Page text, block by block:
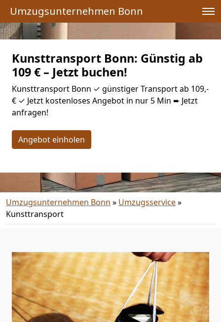
Umzugsunternehmen Bonn
Kunsttransport Bonn: Günstig ab
109 € – Jetzt buchen!
Kunsttransport Bonn ✓ günstiger Transport ab 109,-
€ ✓ Jetzt kostenloses Angebot in nur 5 Min ➨ Jetzt
anfragen!
Angebot einholen
Umzugsunternehmen Bonn » Umzugsservice»
Kunsttransport